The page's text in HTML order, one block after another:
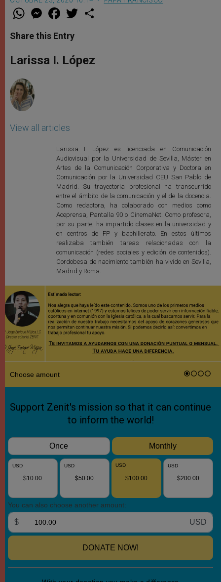
W
t
s
p
p
M
e
s
e
g
e
F
a
e
b
o
k
w
r
Share this Entry
Larissa I. López
View all articles
Larissa I. López es licenciada en Comunicación
Audiovisual por la Universidad de Sevilla, Máster en
Artes de la Comunicación Corporativa y Doctora en
Comunicación por la Universidad CEU San Pablo de
Madrid. Su trayectoria profesional ha transcurrido
entre el ámbito de la comunicación y el de la docencia.
Como redactora, ha colaborado con medios como
Aceprensa, Pantalla 90 o CinemaNet. Como profesora,
por su parte, ha impartido clases en la universidad y
en centros de FP y bachillerato. En estos últimos
realizaba también tareas relacionadas con la
comunicación (redes sociales y edición de contenidos).
Cordobesa de nacimiento también ha vivido en Sevilla,
Madrid y Roma.